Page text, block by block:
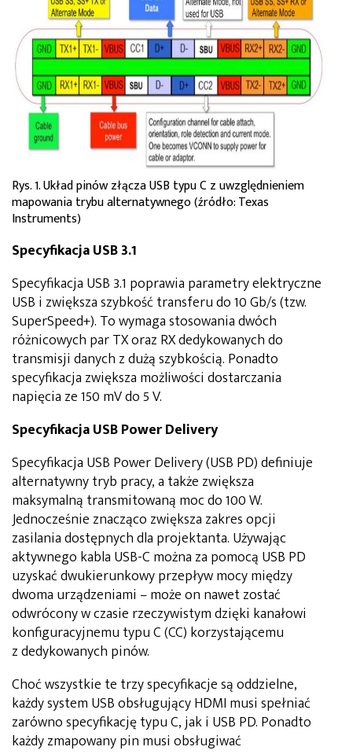
Rys. 1. Układ pinów złącza USB typu C z uwzględnieniem
mapowania trybu alternatywnego (źródło: Texas
Instruments)
Specyfikacja USB 3.1
Specyfikacja USB 3.1 poprawia parametry elektryczne
USB i zwiększa szybkość transferu do 10 Gb/s (tzw.
SuperSpeed+). To wymaga stosowania dwóch
różnicowych par TX oraz RX dedykowanych do
transmisji danych z dużą szybkością. Ponadto
specyfikacja zwiększa możliwości dostarczania
napięcia ze 150 mV do 5 V.
Specyfikacja USB Power Delivery
Specyfikacja USB Power Delivery (USB PD) definiuje
alternatywny tryb pracy, a także zwiększa
maksymalną transmitowaną moc do 100 W.
Jednocześnie znacząco zwiększa zakres opcji
zasilania dostępnych dla projektanta. Używając
aktywnego kabla USB-C można za pomocą USB PD
uzyskać dwukierunkowy przepływ mocy między
dwoma urządzeniami – może on nawet zostać
odwrócony w czasie rzeczywistym dzięki kanałowi
konfiguracyjnemu typu C (CC) korzystającemu
z dedykowanych pinów.
Choć wszystkie te trzy specyfikacje są oddzielne,
każdy system USB obsługujący HDMI musi spełniać
zarówno specyfikację typu C, jak i USB PD. Ponadto
każdy zmapowany pin musi obsługiwać